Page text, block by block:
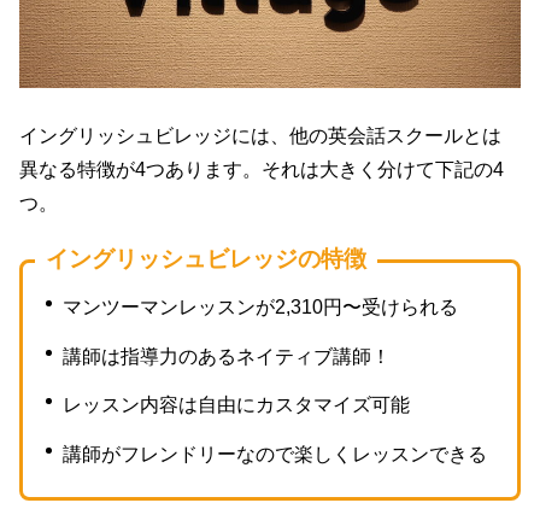
イングリッシュビレッジには、他の英会話スクールとは
異なる特徴が4つあります。それは大きく分けて下記の4
つ。
イングリッシュビレッジの特徴
マンツーマンレッスンが2,310円〜受けられる
講師は指導力のあるネイティブ講師！
レッスン内容は自由にカスタマイズ可能
講師がフレンドリーなので楽しくレッスンできる